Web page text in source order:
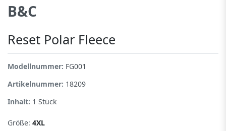
B&C
Reset Polar Fleece
Modellnummer: FG001
Artikelnummer: 18209
Inhalt: 1 Stück
Größe: 4XL